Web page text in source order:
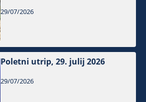
29/07/2026
Poletni utrip, 29. julij 2026
29/07/2026